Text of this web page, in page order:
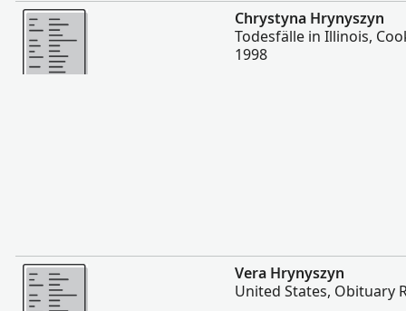
Mehr
Chrystyna Hrynyszyn
Todesfälle in Illinois,
1998
Mehr
Vera Hrynyszyn
United States, Obituary